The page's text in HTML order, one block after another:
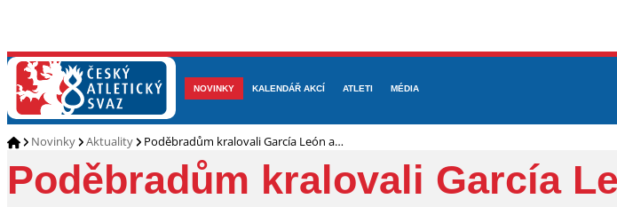
NOVINKY KALENDÁŘ AKCÍ ATLETI MÉDIA
O NÁS ČLENOVÉ DOKUMENTY REPREZENTACE
Novinky Aktuality Poděbradům kralovali García León a…
Poděbradům kralovali García